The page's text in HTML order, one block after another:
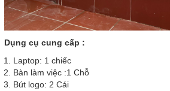
Dụng cụ cung cấp :
Laptop: 1 chiếc
Bàn làm việc :1 Chỗ
Bút logo: 2 Cái